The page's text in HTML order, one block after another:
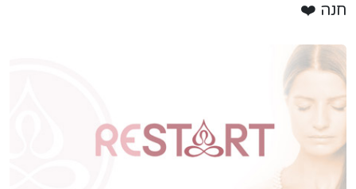
חנה ❤️